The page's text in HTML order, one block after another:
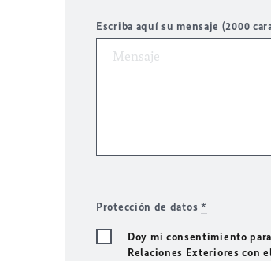
Escriba aquí su mensaje (2000
Protección de datos *
Doy mi consentimiento
Relaciones Exteriores con